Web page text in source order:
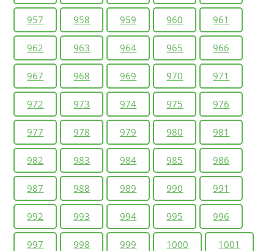
957 958 959 960 961
962 963 964 965 966
967 968 969 970 971
972 973 974 975 976
977 978 979 980 981
982 983 984 985 986
987 988 989 990 991
992 993 994 995 996
997 998 999 1000 1001